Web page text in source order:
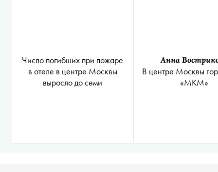
Число погибших при пожаре
в отеле в центре Москвы
выросло до семи
Анна
В центре Москвы
«МКМ»